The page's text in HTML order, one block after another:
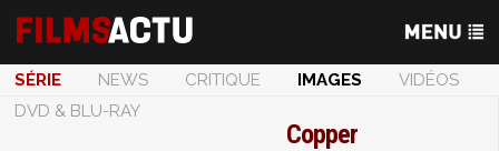
SÉRIE NEWS CRITIQUE IMAGES
VIDÉOS
DVD & BLU-RAY
Copper